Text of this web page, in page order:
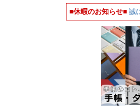
■休暇のお知らせ■ 誠